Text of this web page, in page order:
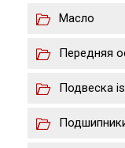
Масло
Передняя
Подвеска